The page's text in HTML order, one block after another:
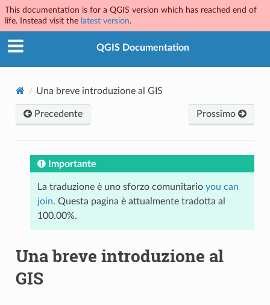
This documentation is for a QGIS version which has reached end of
life. Instead visit the latest version.
QGIS Documentation
Una breve introduzione al GIS
Precedente Prossimo
Importante
La traduzione è uno sforzo comunitario you can
join. Questa pagina è attualmente tradotta al
100.00%.
Una breve introduzione al
GIS